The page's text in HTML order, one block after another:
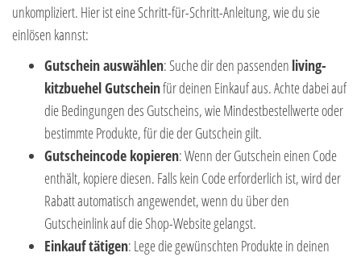
unkompliziert. Hier ist eine Schritt-für-Schritt-Anleitung, wie du sie
einlösen kannst:
Gutschein auswählen: Suche dir den passenden living-
kitzbuehel Gutscheinfür deinen Einkauf aus. Achte dabei auf
die Bedingungen des Gutscheins, wie Mindestbestellwerte oder
bestimmte Produkte, für die der Gutschein gilt.
Gutscheincode kopieren: Wenn der Gutschein einen Code
enthält, kopiere diesen. Falls kein Code erforderlich ist, wird der
Rabatt automatisch angewendet, wenn du über den
Gutscheinlink auf die Shop-Website gelangst.
Einkauf tätigen: Lege die gewünschten Produkte in deinen